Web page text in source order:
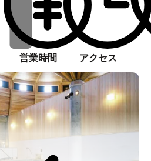
営業時間 アクセス